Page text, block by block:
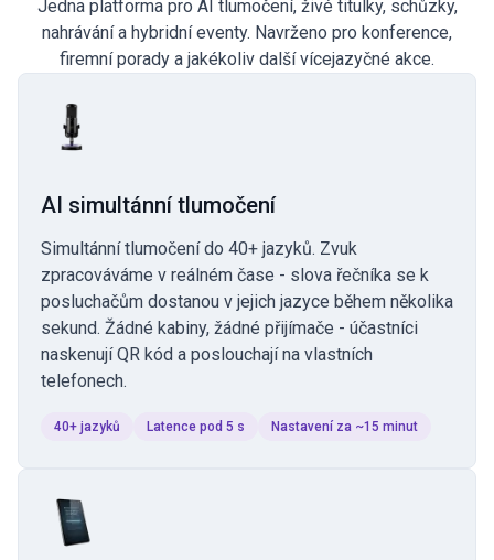
Jedna platforma pro AI tlumočení, živé titulky, schůzky,
nahrávání a hybridní eventy. Navrženo pro konference,
firemní porady a jakékoliv další vícejazyčné akce.
AI simultánní tlumočení
Simultánní tlumočení do 40+ jazyků. Zvuk
zpracováváme v reálném čase - slova řečníka se k
posluchačům dostanou v jejich jazyce během několika
sekund. Žádné kabiny, žádné přijímače - účastníci
naskenují QR kód a poslouchají na vlastních
telefonech.
40+ jazyků Latence pod 5 s Nastavení za ~15 minut